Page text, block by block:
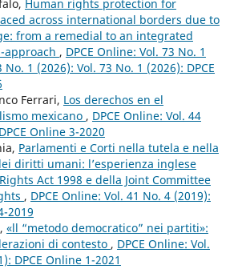
Human rights protection for
across international borders due to
from a remedial to an integrated
approach , DPCE Online: Vol. 73 No. 1
No. 1 (2026): Vol. 73 No. 1 (2026): DPCE
Ferrari, Los derechos en el
mexicano , DPCE Online: Vol. 44
Online 3-2020
Parlamenti e Corti nella tutela e nella
diritti umani: l’esperienza inglese
Act 1998 e della Joint Committee
, DPCE Online: Vol. 41 No. 4 (2019):
2019
«ll “metodo democratico” nei partiti»:
di contesto , DPCE Online: Vol.
DPCE Online 1-2021